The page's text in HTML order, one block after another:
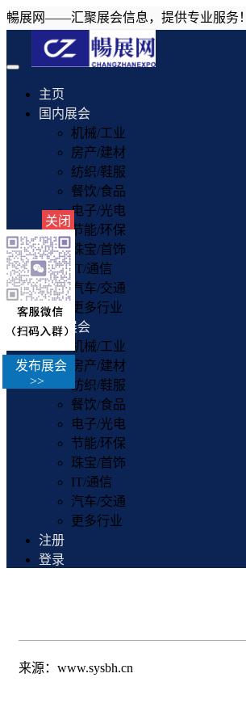
暢展网——汇聚展会信息，提供专业服务！
Toggle
navigation
主页
国内展会
机械/工业
房产/建材
纺织/鞋服
餐饮/食品
电子/光电
节能/环保
珠宝/首饰
IT/通信
汽车/交通
更多行业
国外展会
机械/工业
房产/建材
纺织/鞋服
餐饮/食品
电子/光电
节能/环保
珠宝/首饰
IT/通信
汽车/交通
更多行业
注册
登录
来源：www.sysbh.cn
关闭
发布展会
>>